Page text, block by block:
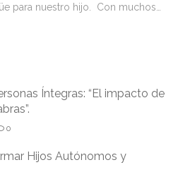
para nuestro hijo. Con muchos…
Íntegras: “El impacto de
0
Hijos Autónomos y